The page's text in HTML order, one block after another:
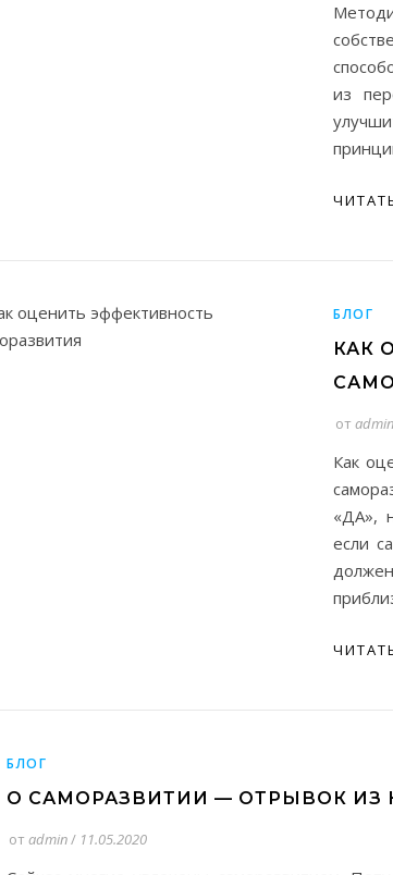
из
БЛОГ
КАК
от admin
Как
«ДА»,
если
БЛОГ
О САМОРАЗВИТИИ — ОТРЫВОК ИЗ
от admin/ 11.05.2020